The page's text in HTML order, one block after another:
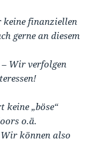
finanziellen
gerne an diesem
Wir verfolgen
„böse“
o.ä.
können also